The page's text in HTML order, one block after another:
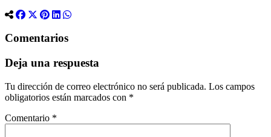
Comentarios
Deja una respuesta
Tu dirección de correo electrónico no será publicada. Los campos
obligatorios están marcados con *
Comentario *